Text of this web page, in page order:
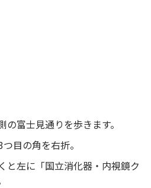
富士見通りを歩きます。
目の角を右折。
と左に「国立消化器・内視鏡ク